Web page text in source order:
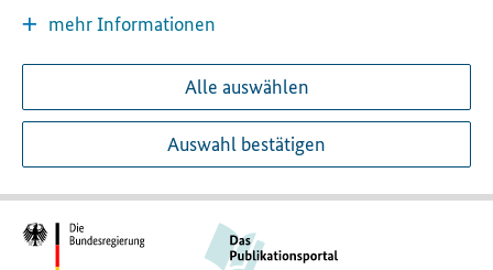
mehr Informationen
Alle auswählen
Auswahl bestätigen